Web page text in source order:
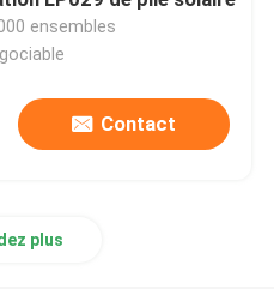
de toit en métal
de toit de tuile
ensembles
Contact
plus